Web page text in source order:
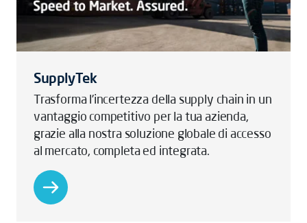
SupplyTek
Trasforma l’incertezza della supply chain in un
vantaggio competitivo per la tua azienda,
grazie alla nostra soluzione globale di accesso
al mercato, completa ed integrata.